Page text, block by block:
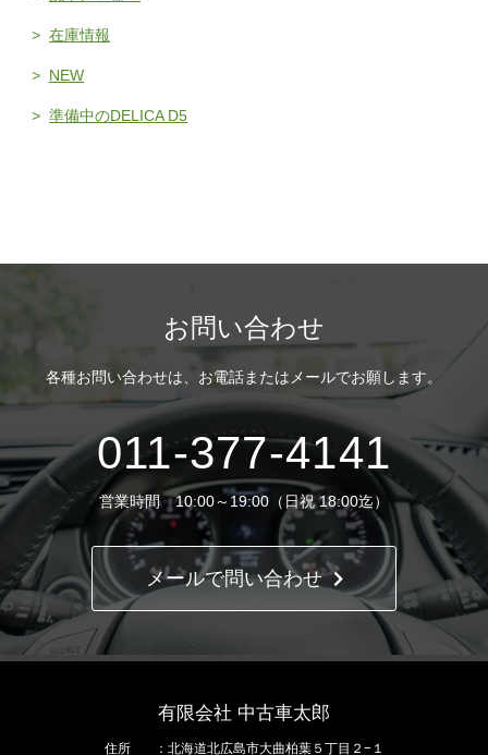
在庫情報
NEW
準備中のDELICA D5
お問い合わせ
各種お問い合わせは、 お電話またはメールでお願します。
011-377-4141
営業時間 10:00～19:00（日祝 18:00迄）
メールで問い合わせ
有限会社 中古車太郎
住所 北海道北広島市大曲柏葉５丁目２−１